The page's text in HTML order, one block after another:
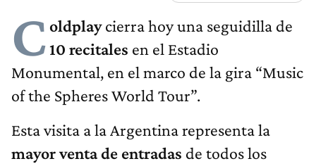
Coldplaycierra hoy una seguidilla de
10 recitales en el Estadio
Monumental, en el marco de la gira “Music
of the Spheres World Tour”.
Esta visita a la Argentina representa la
mayor venta de entradas de todos los